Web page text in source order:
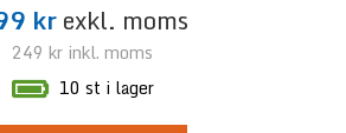
krexkl. moms
249 kr inkl. moms
10 st i lager